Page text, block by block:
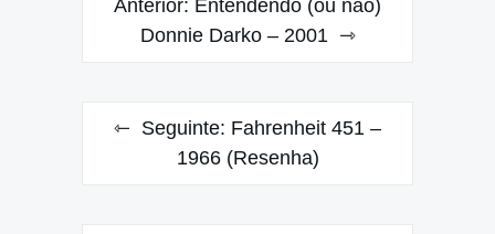
Anterior: Entendendo (ou não)
Donnie Darko – 2001
Seguinte: Fahrenheit 451 –
1966 (Resenha)